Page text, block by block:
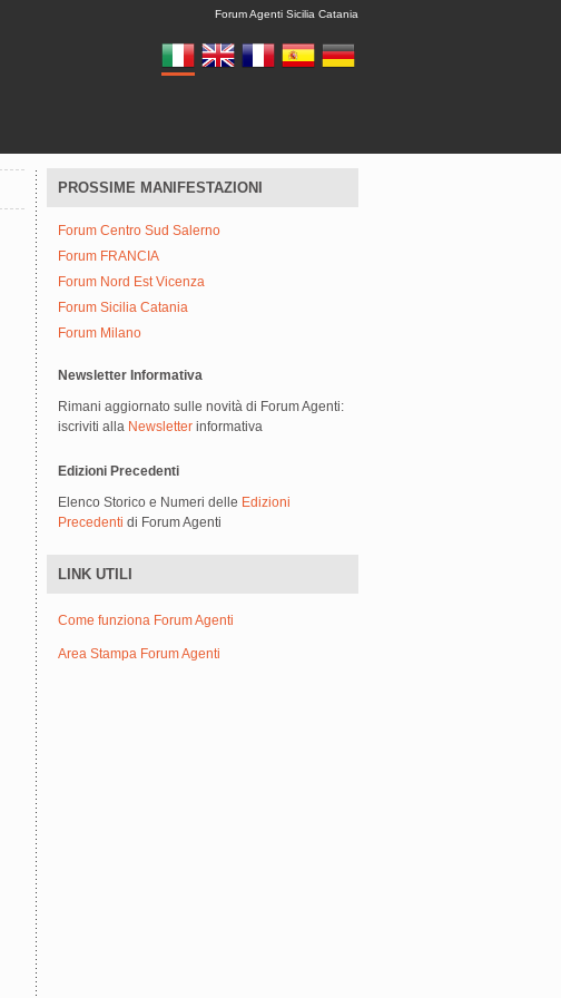
Forum Agenti Sicilia Catania
PROSSIME MANIFESTAZIONI
Forum Centro Sud Salerno
Forum FRANCIA
Forum Nord Est Vicenza
Forum Sicilia Catania
Forum Milano
Newsletter Informativa
Rimani aggiornato sulle novità di Forum Agenti:
iscriviti alla Newsletter informativa
Edizioni Precedenti
Elenco Storico e Numeri delle Edizioni
Precedenti di Forum Agenti
LINK UTILI
Come funziona Forum Agenti
Area Stampa Forum Agenti